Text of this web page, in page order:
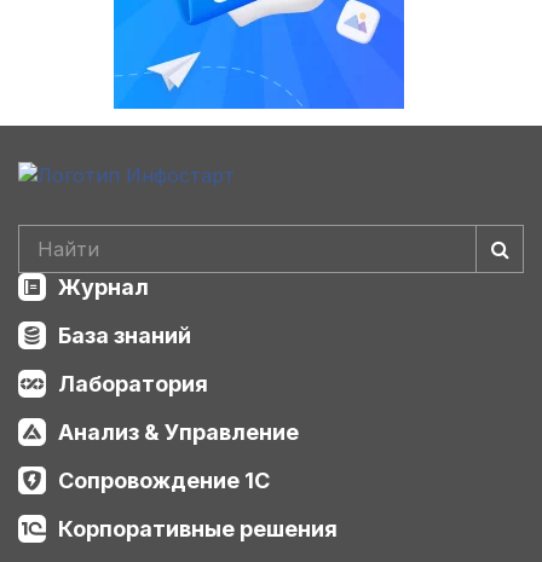
Журнал
База знаний
Лаборатория
Анализ & Управление
Сопровождение 1С
Корпоративные решения